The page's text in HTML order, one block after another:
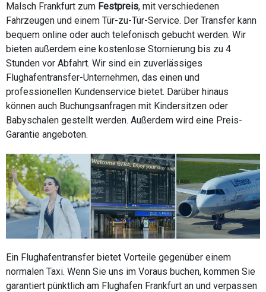
Malsch Frankfurt zum Festpreis, mit verschiedenen
Fahrzeugen und einem Tür-zu-Tür-Service. Der Transfer kann
bequem online oder auch telefonisch gebucht werden. Wir
bieten außerdem eine kostenlose Stornierung bis zu 4
Stunden vor Abfahrt. Wir sind ein zuverlässiges
Flughafentransfer-Unternehmen, das einen und
professionellen Kundenservice bietet. Darüber hinaus
können auch Buchungsanfragen mit Kindersitzen oder
Babyschalen gestellt werden. Außerdem wird eine Preis-
Garantie angeboten.
Ein Flughafentransfer bietet Vorteile gegenüber einem
normalen Taxi. Wenn Sie uns im Voraus buchen, kommen Sie
garantiert pünktlich am Flughafen Frankfurt an und verpassen